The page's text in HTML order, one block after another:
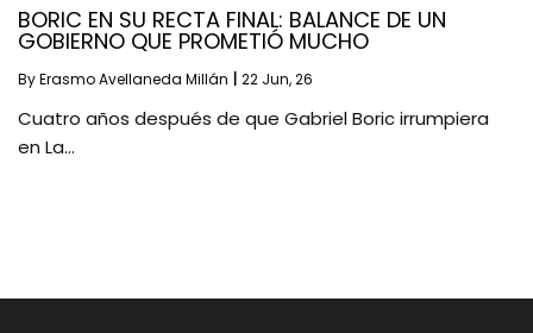
BORIC EN SU RECTA FINAL: BALANCE DE UN
GOBIERNO QUE PROMETIÓ MUCHO
ByErasmo Avellaneda Millán 22 Jun, 26
Cuatro años después de que Gabriel Boric irrumpiera
en La…